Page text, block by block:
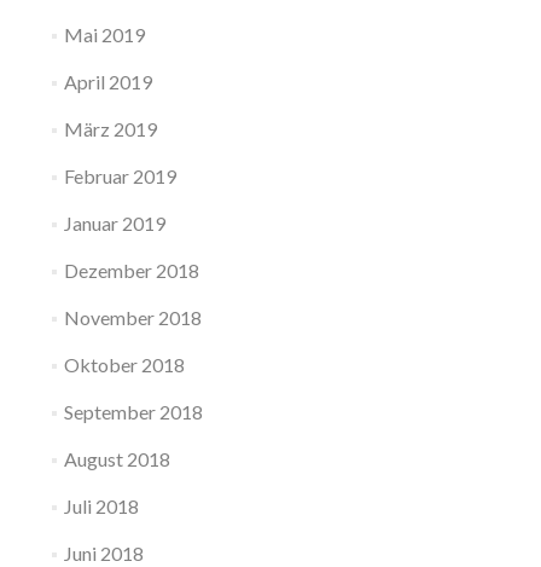
Mai 2019
April 2019
März 2019
Februar 2019
Januar 2019
Dezember 2018
November 2018
Oktober 2018
September 2018
August 2018
Juli 2018
Juni 2018